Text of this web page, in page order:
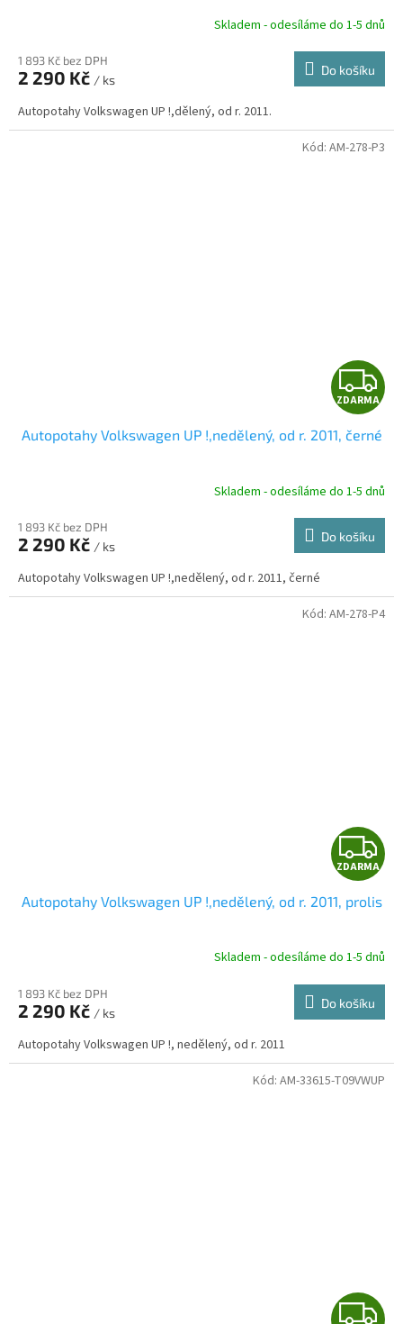
R
Skladem - odesíláme do 1-5 dnů
1 893 Kč bez DPH
2 290 Kč / ks
Do košíku
Autopotahy Volkswagen UP !,dělený, od r. 2011.
Z
D
R
ZDARMA
Autopotahy Volkswagen UP !,nedělený, od r. 2011, černé
Skladem - odesíláme do 1-5 dnů
1 893 Kč bez DPH
2 290 Kč / ks
Do košíku
Autopotahy Volkswagen UP !,nedělený, od r. 2011, černé
Kód: AM-278-P3
Z
D
R
ZDARMA
Autopotahy Volkswagen UP !,nedělený, od r. 2011, prolis
Skladem - odesíláme do 1-5 dnů
1 893 Kč bez DPH
2 290 Kč / ks
Do košíku
Autopotahy Volkswagen UP !, nedělený, od r. 2011
Kód: AM-278-P4
Z
Kód: AM-33615-T09VWUP